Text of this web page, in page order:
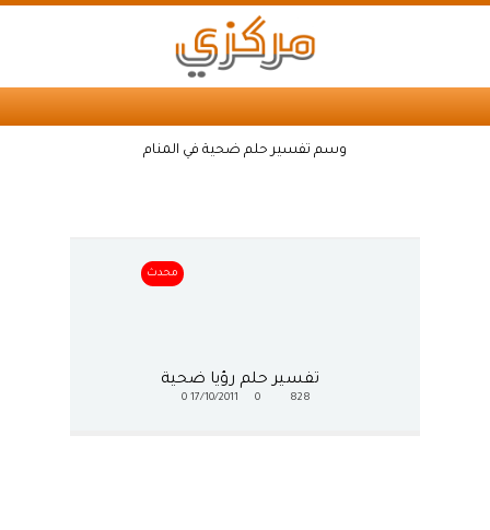
وسم تفسير حلم ضحية في المنام
محدث
تفسير حلم رؤيا ضحية
828
17/10/2011
0